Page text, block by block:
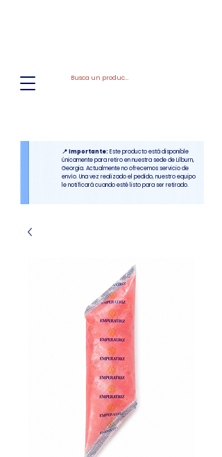
📍 Importante: Este producto está disponible
únicamente para retiro en nuestra sede de Lilburn,
Georgia. Actualmente no ofrecemos servicio de
envío. Una vez realizado el pedido, nuestro equipo
le notificará cuando esté listo para ser retirado.